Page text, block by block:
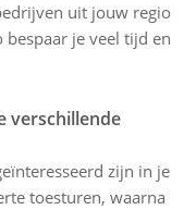
uit jouw regio
je veel tijd en
verschillende
zijn in je
toesturen, waarna